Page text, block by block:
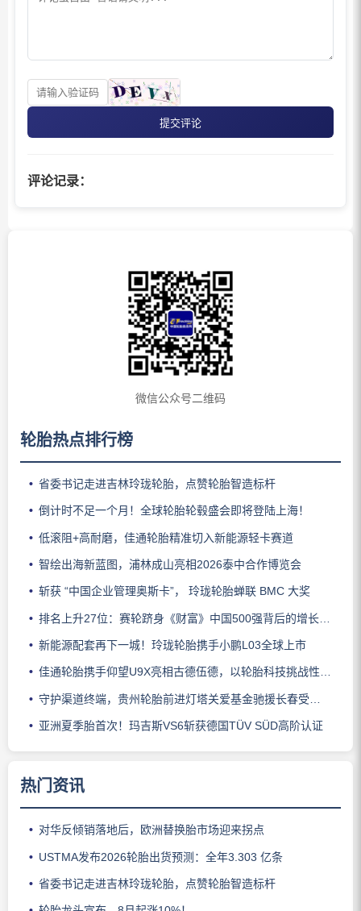
提交评论
评论记录：
微信公众号二维码
轮胎热点排行榜
省委书记走进吉林玲珑轮胎，点赞轮胎智造标杆
倒计时不足一个月！全球轮胎轮毂盛会即将登陆上海！
低滚阻+高耐磨，佳通轮胎精准切入新能源轻卡赛道
智绘出海新蓝图，浦林成山亮相2026泰中合作博览会
斩获 “中国企业管理奥斯卡”， 玲珑轮胎蝉联 BMC 大奖
排名上升27位：赛轮跻身《财富》中国500强背后的增长逻辑
新能源配套再下一城！玲珑轮胎携手小鹏L03全球上市
佳通轮胎携手仰望U9X亮相古德伍德，以轮胎科技挑战性能边界
守护渠道终端，贵州轮胎前进灯塔关爱基金驰援长春受灾门店
亚洲夏季胎首次！玛吉斯VS6斩获德国TÜV SÜD高阶认证
热门资讯
对华反倾销落地后，欧洲替换胎市场迎来拐点
USTMA发布2026轮胎出货预测：全年3.303 亿条
省委书记走进吉林玲珑轮胎，点赞轮胎智造标杆